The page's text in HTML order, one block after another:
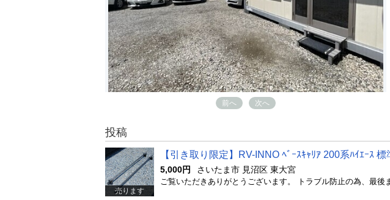
前へ 次へ
投稿
売ります
【引き取り限定】RV-INNO ﾍﾞｰｽｷｬﾘｱ 200系ﾊｲｴｰｽ
5,000円 さいたま市 見沼区 東大宮